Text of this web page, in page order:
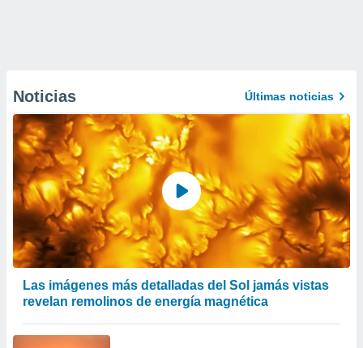
Noticias Últimas noticias
Las imágenes más detalladas del Sol jamás vistas
revelan remolinos de energía magnética